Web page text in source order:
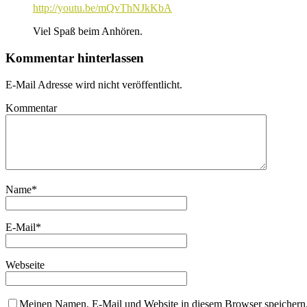
http://youtu.be/mQvThNJkKbA
Viel Spaß beim Anhören.
Kommentar hinterlassen
E-Mail Adresse wird nicht veröffentlicht.
Kommentar
Name*
E-Mail*
Webseite
Meinen Namen, E-Mail und Website in diesem Browser